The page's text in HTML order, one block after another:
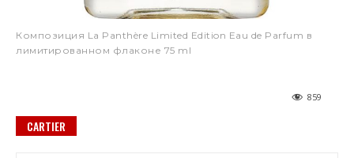
Композиция La Panthère Limited Edition Eau de Parfum в
лимитированном флаконе 75 ml
859
CARTIER